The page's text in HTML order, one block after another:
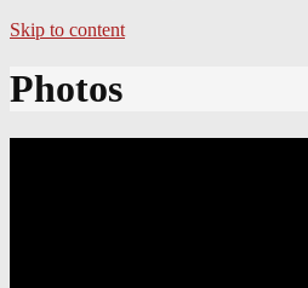
Skip to content
Photos